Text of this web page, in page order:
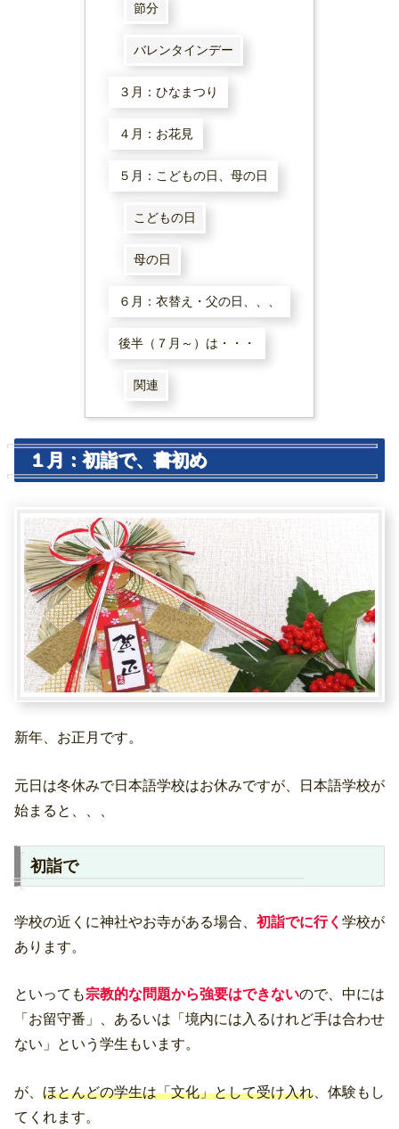
節分
バレンタインデー
３月：ひなまつり
４月：お花見
５月：こどもの日、母の日
こどもの日
母の日
６月：衣替え・父の日、、、
後半（７月～）は・・・
関連
１月：初詣で、書初め
新年、お正月です。
元日は冬休みで日本語学校はお休みですが、日本語学校が
始まると、、、
初詣で
学校の近くに神社やお寺がある場合、 初詣でに行く 学校が
あります。
といっても宗教的な問題から強要はできないので、中には
「お留守番」、あるいは「境内には入るけれど手は合わせ
ない」という学生もいます。
が、 ほとんどの学生は「文化」として受け入れ 、体験もし
てくれます。